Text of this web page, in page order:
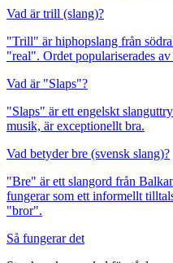
Vad är trill (slang)?
"Trill" är hiphopslang från
"real". Ordet populariserades
Vad är "Slaps"?
"Slaps" är ett engelskt
musik, är exceptionellt bra.
Vad betyder bre (svensk slang)?
"Bre" är ett slangord från
fungerar som ett informellt
"bror".
Så fungerar det